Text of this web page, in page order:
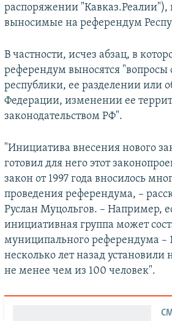
распоряжении "Кавказ.Реалии"),
выносимые на референдум
В частности, исчез абзац, в
референдум выносятся
республики, ее разделении или
Федерации, изменении ее
законодательством РФ".
"Инициатива внесения нового
готовил для него этот
закон от 1997 года вносилось
проведения референдума, –
Руслан Муцольгов. – Например,
инициативная группа может
муниципального референдума –
несколько лет назад
не менее чем из 100 человек".